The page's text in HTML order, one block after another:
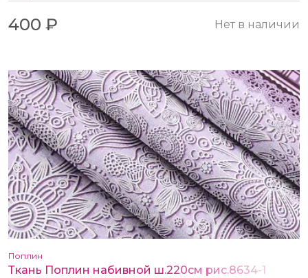
400 ₽ Нет в наличии
Поплин
Ткань Поплин набивной ш.220см рис.8634-1